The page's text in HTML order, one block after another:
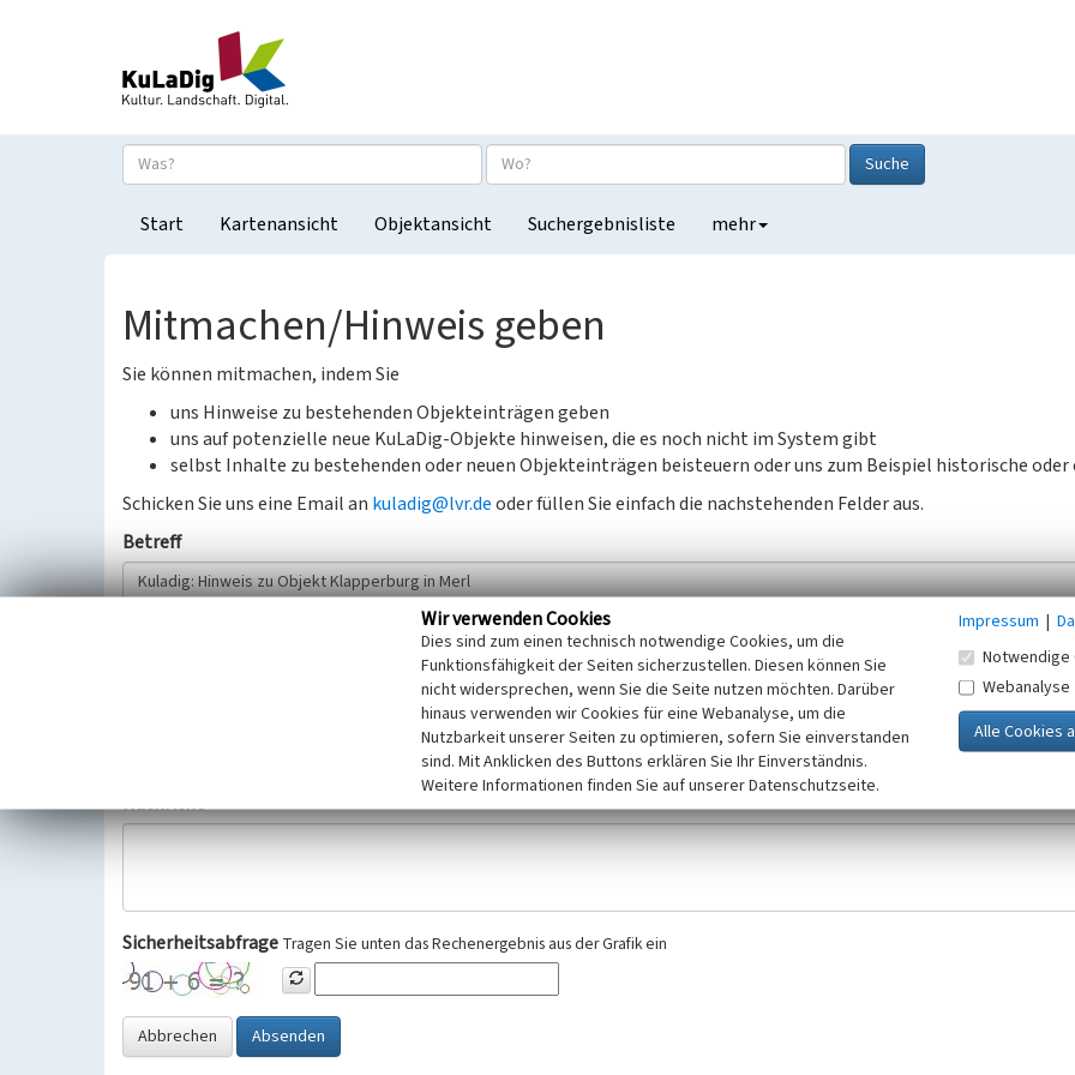
Suche
Start Kartenansicht Objektansicht Suchergebnisliste mehr
Mitmachen/Hinweis geben
Sie können mitmachen, indem Sie
uns Hinweise zu bestehenden Objekteinträgen geben
uns auf potenzielle neue KuLaDig-Objekte hinweisen, die es noch nicht im System gibt
selbst Inhalte zu bestehenden oder neuen Objekteinträgen beisteuern oder uns zum Beispiel historische oder
Schicken Sie uns eine Email an kuladig@lvr.deoder füllen Sie einfach die nachstehenden Felder aus.
Betreff
Wir bitten Sie um freiwillige Angabe Ihres Namens und Ihrer E-Mail-Adresse. Ihre Angaben werden ausschließlich im Rahmen der KuLaDig-
Selbstverständlich werden diese entsprechend der Vorschriften des Telemediengesetzes, des Datenschutzgesetzes NRW und der seit
Datenschutzgrundverordnung (EU-DSGVO) vertraulich behandelt, beachten Sie bitte unsere Hinweise zumDatenschutz
Nachricht
Sicherheitsabfrage Tragen Sie unten das Rechenergebnis aus der Grafik ein
Abbrechen Absenden
Wir verwenden Cookies
Dies sind zum einen technisch notwendige Cookies, um die
Funktionsfähigkeit der Seiten sicherzustellen. Diesen können Sie
nicht widersprechen, wenn Sie die Seite nutzen möchten. Darüber
hinaus verwenden wir Cookies für eine Webanalyse, um die
Nutzbarkeit unserer Seiten zu optimieren, sofern Sie einverstanden
sind. Mit Anklicken des Buttons erklären Sie Ihr Einverständnis.
Weitere Informationen finden Sie auf unserer Datenschutzseite.
Impressum |
Notwendige
Webanalyse